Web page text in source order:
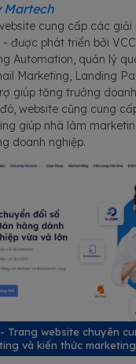
Martech
cung cấp các
- được phát triển bởi
Automation, quản lý
Marketing, Landing
giúp tăng trưởng
website cũng cung
giúp nhà làm
doanh nghiệp.
Trang website chuyên
và kiến thức